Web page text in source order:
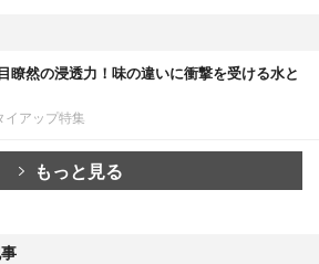
瞭然の浸透力！味の違いに衝撃を受ける水と
イアップ特集
もっと見る